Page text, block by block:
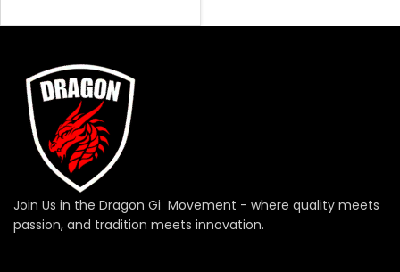
Join Us in the Dragon Gi Movement - where quality meets
passion, and tradition meets innovation.